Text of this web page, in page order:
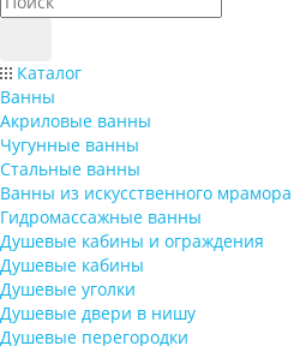
Каталог
Ванны
Акриловые ванны
Чугунные ванны
Стальные ванны
Ванны из искусственного мрамора
Гидромассажные ванны
Душевые кабины и ограждения
Душевые кабины
Душевые уголки
Душевые двери в нишу
Душевые перегородки